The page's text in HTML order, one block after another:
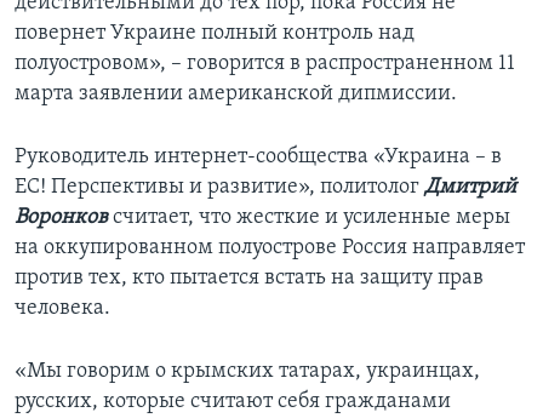
повернет Украине полный контроль над
полуостровом», – говорится в распространенном 11
марта заявлении американской дипмиссии.
Руководитель интернет-сообщества «Украина – в
ЕС! Перспективы и развитие», политолог Дмитрий
Воронковсчитает, что жесткие и усиленные меры
на оккупированном полуострове Россия направляет
против тех, кто пытается встать на защиту прав
человека.
«Мы говорим о крымских татарах, украинцах,
русских, которые считают себя гражданами